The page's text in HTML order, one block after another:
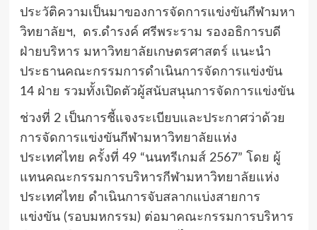
ประวัติความเป็นมาของการจัดการแข่งขันกีฬามหา
วิทยาลัยฯ, ดร.ดำรงค์ ศรีพระราม รองอธิการบดี
ฝ่ายบริหาร มหาวิทยาลัยเกษตรศาสตร์ แนะนำ
ประธานคณะกรรมการดำเนินการจัดการแข่งขัน
14 ฝ่าย รวมทั้งเปิดตัวผู้สนับสนุนการจัดการแข่งขัน
ช่วงที่ 2 เป็นการชี้แจงระเบียบและประกาศว่าด้วย
การจัดการแข่งขันกีฬามหาวิทยาลัยแห่ง
ประเทศไทย ครั้งที่ 49 “นนทรีเกมส์ 2567” โดย ผู้
แทนคณะกรรมการบริหารกีฬามหาวิทยาลัยแห่ง
ประเทศไทย ดำเนินการจับสลากแบ่งสายการ
แข่งขัน (รอบมหกรรม) ต่อมาคณะกรรมการบริหาร